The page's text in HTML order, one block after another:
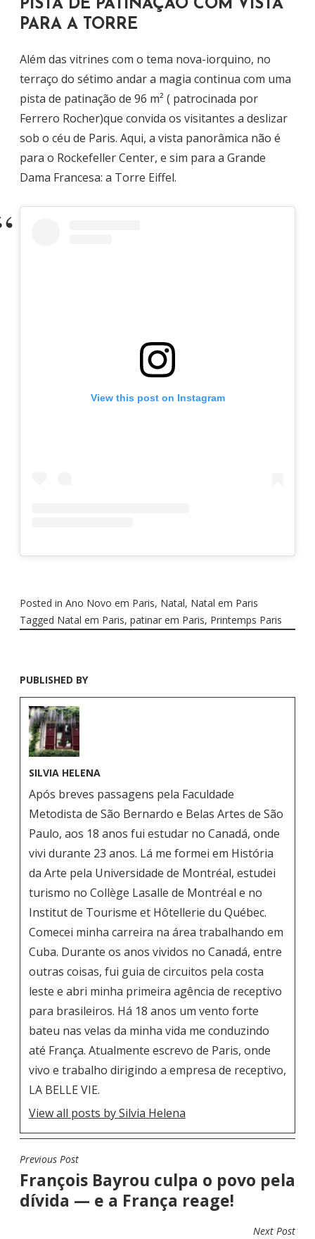
PISTA DE PATINAÇÃO COM VISTA
PARA A TORRE
Além das vitrines com o tema nova-iorquino, no
terraço do sétimo andar a magia continua com uma
pista de patinação de 96 m² ( patrocinada por
Ferrero Rocher)que convida os visitantes a deslizar
sob o céu de Paris. Aqui, a vista panorâmica não é
para o Rockefeller Center, e sim para a Grande
Dama Francesa: a Torre Eiffel.
View this post on Instagram
Posted in Ano Novo em Paris, Natal, Natal em Paris
Tagged Natal em Paris, patinar em Paris, Printemps Paris
PUBLISHED BY
SILVIA HELENA
Após breves passagens pela Faculdade
Metodista de São Bernardo e Belas Artes de São
Paulo, aos 18 anos fui estudar no Canadá, onde
vivi durante 23 anos. Lá me formei em História
da Arte pela Universidade de Montréal, estudei
turismo no Collège Lasalle de Montréal e no
Institut de Tourisme et Hôtellerie du Québec.
Comecei minha carreira na área trabalhando em
Cuba. Durante os anos vividos no Canadá, entre
outras coisas, fui guia de circuitos pela costa
leste e abri minha primeira agência de receptivo
para brasileiros. Há 18 anos um vento forte
bateu nas velas da minha vida me conduzindo
até França. Atualmente escrevo de Paris, onde
vivo e trabalho dirigindo a empresa de receptivo,
LA BELLE VIE.
View all posts by Silvia Helena
N
A
V
Previous Post
François Bayrou culpa o povo pela
dívida — e a França reage!
Next Post